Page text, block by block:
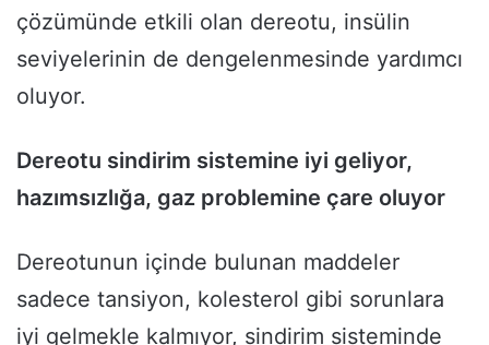
çözümünde etkili olan dereotu, insülin
seviyelerinin de dengelenmesinde yardımcı
oluyor.
Dereotu sindirim sistemine iyi geliyor,
hazımsızlığa, gaz problemine çare oluyor
Dereotunun içinde bulunan maddeler
sadece tansiyon, kolesterol gibi sorunlara
iyi gelmekle kalmıyor, sindirim sisteminde